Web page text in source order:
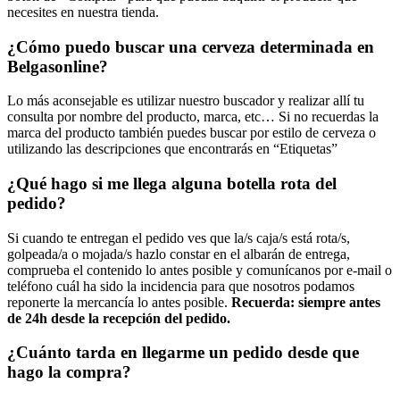
necesites en nuestra tienda.
¿Cómo puedo buscar una cerveza determinada en
Belgasonline?
Lo más aconsejable es utilizar nuestro buscador y realizar allí tu
consulta por nombre del producto, marca, etc… Si no recuerdas la
marca del producto también puedes buscar por estilo de cerveza o
utilizando las descripciones que encontrarás en “Etiquetas”
¿Qué hago si me llega alguna botella rota del
pedido?
Si cuando te entregan el pedido ves que la/s caja/s está rota/s,
golpeada/a o mojada/s hazlo constar en el albarán de entrega,
comprueba el contenido lo antes posible y comunícanos por e-mail o
teléfono cuál ha sido la incidencia para que nosotros podamos
reponerte la mercancía lo antes posible. Recuerda: siempre antes
de 24h desde la recepción del pedido.
¿Cuánto tarda en llegarme un pedido desde que
hago la compra?